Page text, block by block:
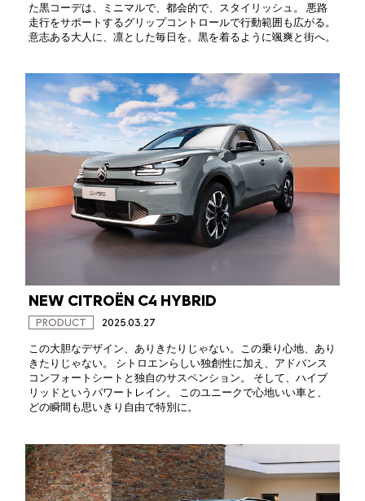
た黒​コーデは、ミニマルで、都会的で、スタイリッ​シュ。 悪路
走行をサポートするグリップコント​ロールで行動範囲も広がる。
意志ある大人に、​凛とした毎日を。黒を着るように颯爽と街へ。
NEW CITROËN C4 HYBRID
PRODUCT 2025.03.27
この大胆なデザイン、ありきたりじゃない。この乗り心地、あり
きたりじゃない。 シトロエンらしい独創性に加え、アドバンス
コンフォートシートと独自のサスペンション。 そして、ハイブ
リッドというパワートレイン。 このユニークで心地いい車と、
どの瞬間も思いきり自由で特別に。